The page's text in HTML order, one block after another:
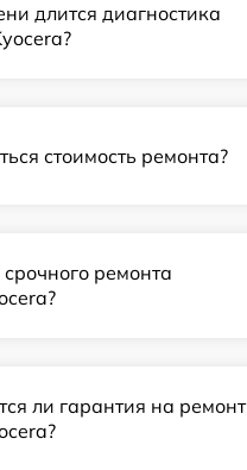
длится диагностика
стоимость ремонта?
срочного ремонта
ли гарантия на ремонт